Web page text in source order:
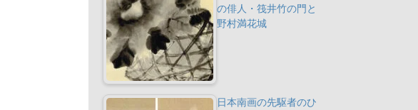
の俳人・筏井竹の門と
野村満花城
日本南画の先駆者のひ